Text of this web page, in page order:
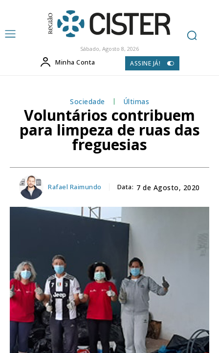
Sábado, Agosto 8, 2026
Minha Conta ASSINE JÁ!
Sociedade Últimas
Voluntários contribuem
para limpeza de ruas das
freguesias
Rafael Raimundo Data: 7 de Agosto, 2020